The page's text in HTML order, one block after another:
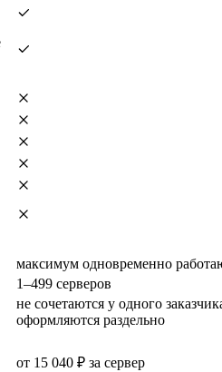
максимум одновременно
1–499 серверов
не сочетаются у одного
оформляются раздельно
от 15 040 ₽ за сервер